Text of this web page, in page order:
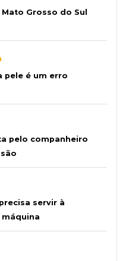
Grosso do Sul
pele é um erro
pelo companheiro
servir à